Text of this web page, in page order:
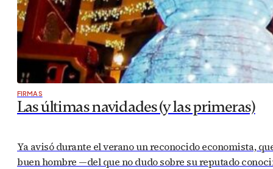
FIRMAS
Las últimas navidades (y las primeras)
Ya avisó durante el verano un reconocido economista,
buen hombre —del que no dudo sobre su reputado